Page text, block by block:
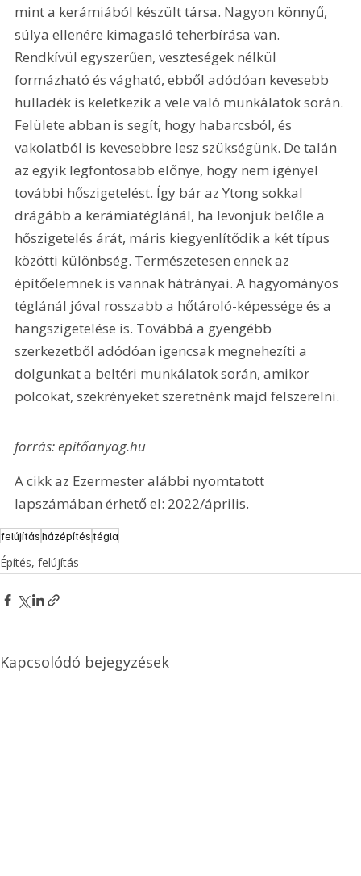
mint a kerámiából készült társa. Nagyon könnyű,
súlya ellenére kimagasló teherbírása van.
Rendkívül egyszerűen, veszteségek nélkül
formázható és vágható, ebből adódóan kevesebb
hulladék is keletkezik a vele való munkálatok során.
Felülete abban is segít, hogy habarcsból, és
vakolatból is kevesebbre lesz szükségünk. De talán
az egyik legfontosabb előnye, hogy nem igényel
további hőszigetelést. Így bár az Ytong sokkal
drágább a kerámiatéglánál, ha levonjuk belőle a
hőszigetelés árát, máris kiegyenlítődik a két típus
közötti különbség. Természetesen ennek az
építőelemnek is vannak hátrányai. A hagyományos
téglánál jóval rosszabb a hőtároló-képessége és a
hangszigetelése is. Továbbá a gyengébb
szerkezetből adódóan igencsak megnehezíti a
dolgunkat a beltéri munkálatok során, amikor
polcokat, szekrényeket szeretnénk majd felszerelni.
forrás: epítőanyag.hu
A cikk az Ezermester alábbi nyomtatott
lapszámában érhető el: 2022/április.
felújításházépítéstégla
Építés, felújítás
Kapcsolódó bejegyzések